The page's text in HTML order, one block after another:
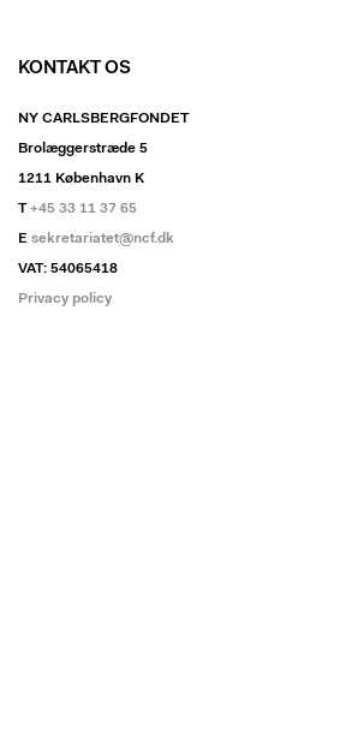
KONTAKT OS
NY CARLSBERGFONDET
Brolæggerstræde 5
1211 København K
T+45 33 11 37 65
E sekretariatet@ncf.dk
VAT: 54065418
Privacy policy